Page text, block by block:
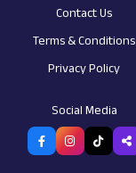
Contact Us
Terms & Conditions
Privacy Policy
Social Media
Customer support